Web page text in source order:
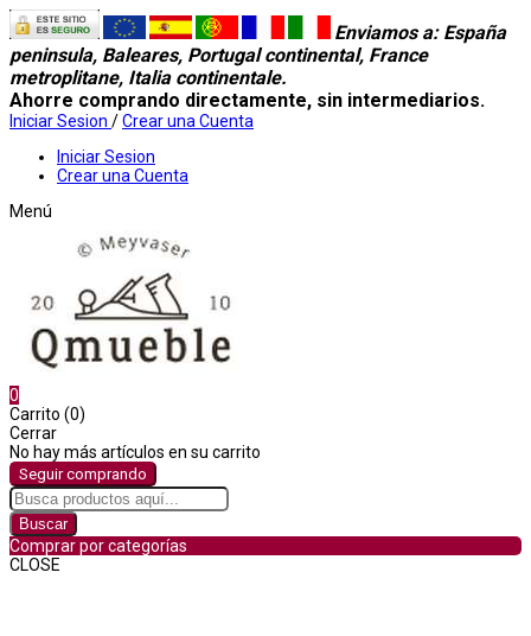
Enviamos a: España
peninsula, Baleares, Portugal continental, France
metroplitane, Italia continentale.
Ahorre comprando directamente, sin intermediarios.
Iniciar Sesion /Crear una Cuenta
Iniciar Sesion
Crear una Cuenta
Menú
0
Carrito (0)
Cerrar
No hay más artículos en su carrito
Seguir comprando
Buscar
Comprar por categorías
CLOSE